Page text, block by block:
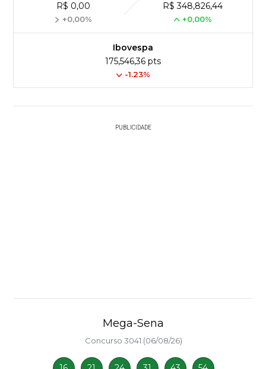
R$ 0,00
+0,00%
R$ 348,826,44
+0,00%
Ibovespa
175,546,36 pts
-1.23%
PUBLICIDADE
Mega-Sena
Concurso 3041 (06/08/26)